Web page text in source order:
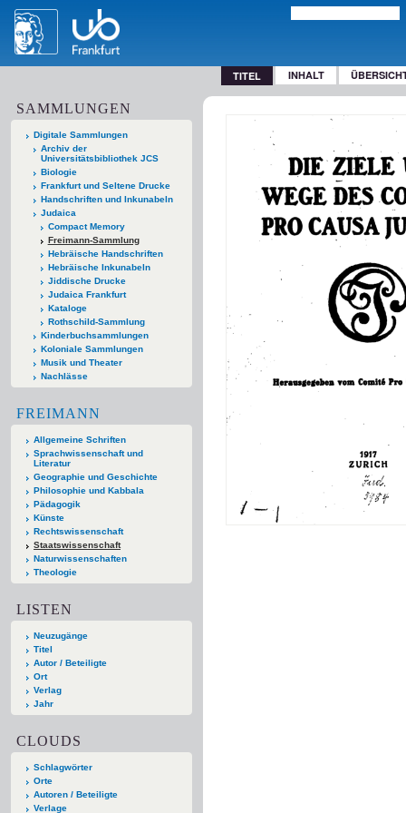
TITEL INHALT
SAMMLUNGEN
Digitale Sammlungen
Archiv der
Universitätsbibliothek JCS
Biologie
Frankfurt und Seltene Drucke
Handschriften und Inkunabeln
Judaica
Compact Memory
Freimann-Sammlung
Hebräische Handschriften
Hebräische Inkunabeln
Jiddische Drucke
Judaica Frankfurt
Kataloge
Rothschild-Sammlung
Kinderbuchsammlungen
Koloniale Sammlungen
Musik und Theater
Nachlässe
FREIMANN
Allgemeine Schriften
Sprachwissenschaft und
Literatur
Geographie und Geschichte
Philosophie und Kabbala
Pädagogik
Künste
Rechtswissenschaft
Staatswissenschaft
Naturwissenschaften
Theologie
LISTEN
Neuzugänge
Titel
Autor / Beteiligte
Ort
Verlag
Jahr
CLOUDS
Schlagwörter
Orte
Autoren / Beteiligte
Verlage